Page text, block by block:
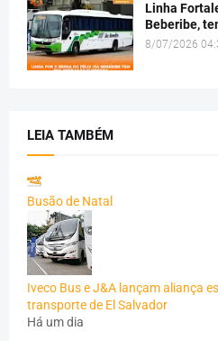
Linha
Beberibe,
8/07/2026
LEIA TAMBÉM
Busão de Natal
Iveco Bus e J&A lançam aliança
transporte de El Salvador
Há um dia